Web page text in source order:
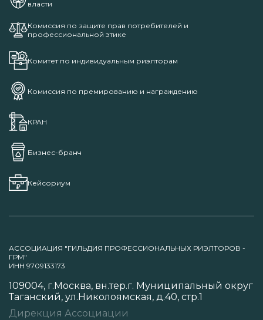
власти
Комиссия по защите прав потребителей и
профессиональной этике
Комитет по индивидуальным риэлторам
Комиссия по премированию и награждению
КРАН
Бизнес-бранч
Кейсориум
АССОЦИАЦИЯ "ГИЛЬДИЯ ПРОФЕССИОНАЛЬНЫХ РИЭЛТОРОВ -
ГРМ"
ИНН 9709133173
109004, г.Москва, вн.тер.г. Муниципальный округ
Таганский, ул.Николоямская, д.40, стр.1
Дирекция Ассоциации